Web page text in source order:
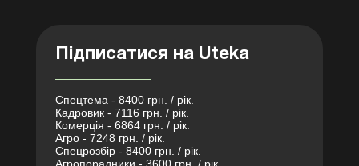
Підписатися на Uteka
Спецтема - 8400 грн. / рік.
Кадровик - 7116 грн. / рік.
Комерція - 6864 грн. / рік.
Агро - 7248 грн. / рік.
Спецрозбір - 8400 грн. / рік.
Агропорадники - 3600 грн. / рік.